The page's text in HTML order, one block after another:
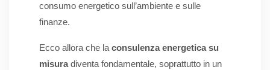
consumo energetico sull’ambiente e sulle
finanze.
Ecco allora che la consulenza energetica su
misuradiventa fondamentale, soprattutto in un